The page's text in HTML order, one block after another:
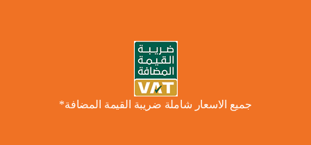
جميع الاسعار شاملة ضريبة القيمة المضافة*